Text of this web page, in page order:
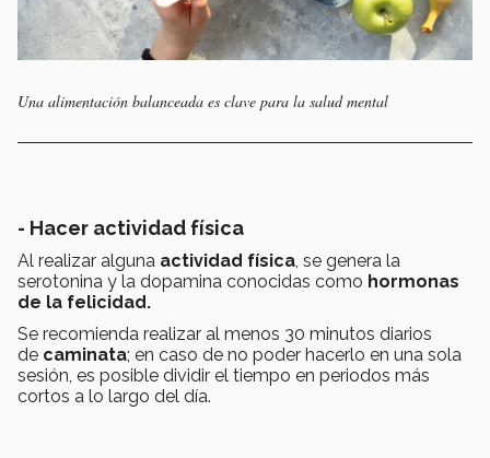
Una alimentación balanceada es clave para la salud mental
- Hacer actividad física
Al realizar alguna actividad física, se genera la
serotonina y la dopamina conocidas como hormonas
de la felicidad.
Se recomienda realizar al menos 30 minutos diarios
de caminata; en caso de no poder hacerlo en una sola
sesión, es posible dividir el tiempo en periodos más
cortos a lo largo del día.